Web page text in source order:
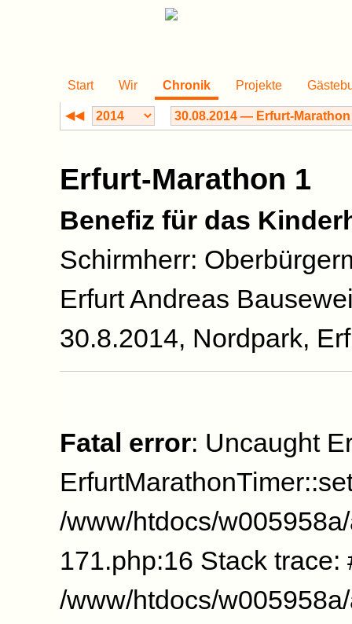
Start Wir Chronik Projekte
◀◀
Erfurt-Marathon 1
Benefiz für das
Schirmherr:
Erfurt Andreas
30.8.2014, Nordpark,
Fatal error: Uncaught
/www/htdocs/
171.php:16 Stack trace:
/www/htdocs/